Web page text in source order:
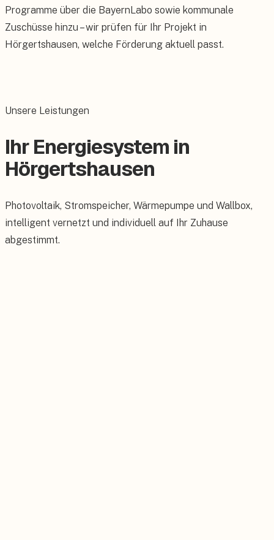
Programme über die BayernLabo sowie kommunale
Zuschüsse hinzu – wir prüfen für Ihr Projekt in
Hörgertshausen, welche Förderung aktuell passt.
Unsere Leistungen
Ihr Energiesystem in
Hörgertshausen
Photovoltaik, Stromspeicher, Wärmepumpe und Wallbox,
intelligent vernetzt und individuell auf Ihr Zuhause
abgestimmt.